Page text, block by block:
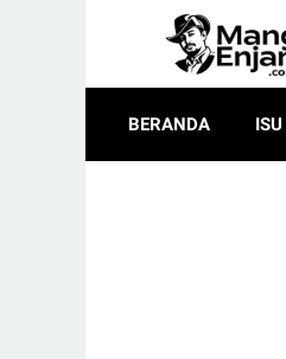
BERANDA ISU